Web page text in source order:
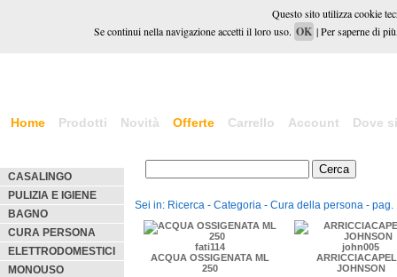
Home Prodotti Novità Offerte Carrello Account Dove
CASALINGO
PULIZIA E IGIENE
BAGNO
CURA PERSONA
ELETTRODOMESTICI
MONOUSO
Sei in: Ricerca - Categoria - Cura della persona - pag.
fati114
ACQUA OSSIGENATA ML
250
john005
JOHNSON
Questo sito utilizza cookie
Se continui nella navigazione accetti il loro uso. OK | Per saperne di